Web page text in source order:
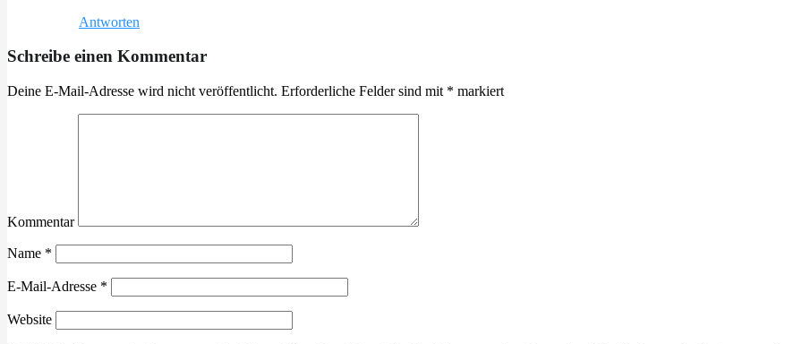
Antworten
Schreibe einen Kommentar
Deine E-Mail-Adresse wird nicht veröffentlicht. Erforderliche Felder sind mit * markiert
Kommentar
Name *
E-Mail-Adresse *
Website